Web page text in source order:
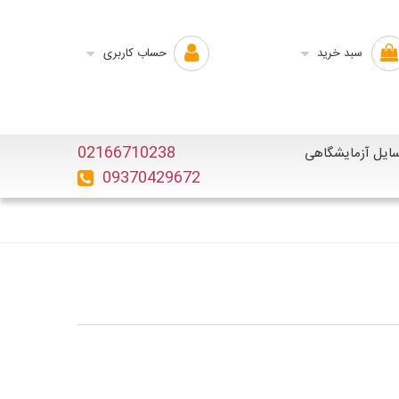
حساب کاربری سبد خرید
آزمایشگاهی
02166710238
09370429672